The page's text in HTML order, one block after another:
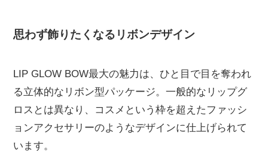
思わず飾りたくなるリボンデザイン
LIP GLOW BOW最大の魅力は、ひと目で目を奪われ
る立体的なリボン型パッケージ。一般的なリップグ
ロスとは異なり、コスメという枠を超えたファッシ
ョンアクセサリーのようなデザインに仕上げられて
います。